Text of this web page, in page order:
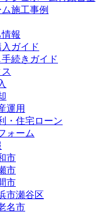
施工事例
報
ガイド
続きガイド
運用
・住宅ローン
ォーム
市
市
市
市瀬谷区
名市